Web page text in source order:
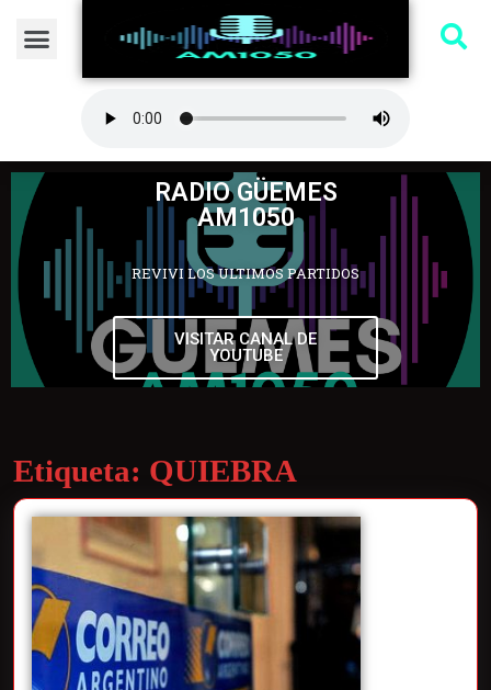
RADIO GÜEMES
AM1050
REVIVI LOS ULTIMOS PARTIDOS
VISITAR CANAL DE
YOUTUBE
Etiqueta: QUIEBRA